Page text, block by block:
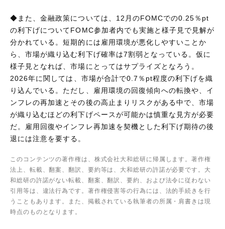
◆また、金融政策については、12月のFOMCでの0.25％pt
の利下げについてFOMC参加者内でも実施と様子見で見解が
分かれている。短期的には雇用環境が悪化しやすいことか
ら、市場が織り込む利下げ確率は7割弱となっている。仮に
様子見となれば、市場にとってはサプライズとなろう。
2026年に関しては、市場が合計で0.7％pt程度の利下げを織
り込んでいる。ただし、雇用環境の回復傾向への転換や、イ
ンフレの再加速とその後の高止まりリスクがある中で、市場
が織り込むほどの利下げペースが可能かは慎重な見方が必要
だ。雇用回復やインフレ再加速を契機とした利下げ期待の後
退には注意を要する。
このコンテンツの著作権は、株式会社大和総研に帰属します。著作権
法上、転載、翻案、翻訳、要約等は、大和総研の許諾が必要です。大
和総研の許諾がない転載、翻案、翻訳、要約、および法令に従わない
引用等は、違法行為です。著作権侵害等の行為には、法的手続きを行
うこともあります。また、掲載されている執筆者の所属・肩書きは現
時点のものとなります。